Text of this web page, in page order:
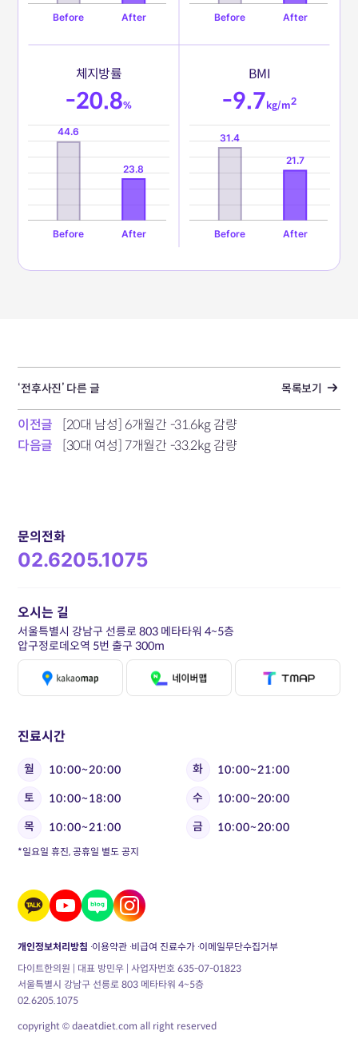
체지방률
-20.8%
BMI
-9.7kg/m2
‘전후사진’ 다른 글 목록보기
이전글
[20대 남성] 6개월간 -31.6kg 감량
다음글
[30대 여성] 7개월간 -33.2kg 감량
문의전화
02.6205.1075
진료시간
월 10:00~20:00 화
10:00~21:00
토
10:00~18:00 수
10:00~20:00
목
10:00~21:00 금 10:00~20:00
*일요일 휴진, 공휴일 별도 공지
오시는 길
서울특별시 강남구 선릉로 803 메타타워 4~5층
압구정로데오역 5번 출구 300m
개인정보처리방침 이용약관 비급여 진료수가 이메일무단수집거부
다이트한의원 | 대표 방민우 | 사업자번호 635-07-01823
서울특별시 강남구 선릉로 803 메타타워 4~5층
02.6205.1075
copyright © daeatdiet.com all right reserved